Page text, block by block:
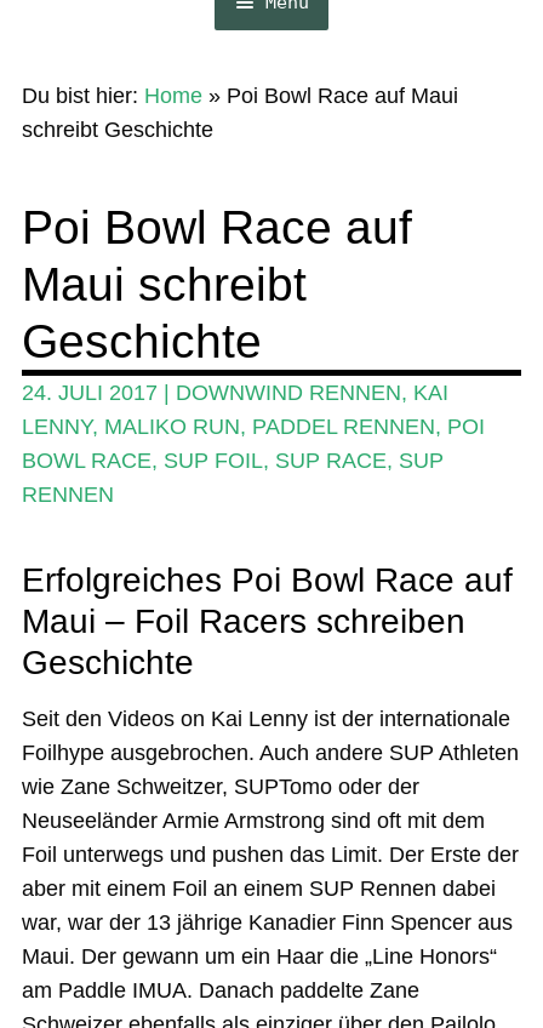
SUP-Events
Ratgeber
Stand Up Magazin TV
SPOT FINDER
Mein Konto
Du bist hier: Home» Poi Bowl Race auf Maui
schreibt Geschichte
Poi Bowl Race auf
Maui schreibt
Geschichte
24. JULI 2017 | DOWNWIND RENNEN, KAI
LENNY, MALIKO RUN, PADDEL RENNEN, POI
BOWL RACE, SUP FOIL, SUP RACE, SUP
RENNEN
Erfolgreiches Poi Bowl Race auf
Maui – Foil Racers schreiben
Geschichte
Seit den Videos on Kai Lenny ist der internationale
Foilhype ausgebrochen. Auch andere SUP Athleten
wie Zane Schweitzer, SUPTomo oder der
Neuseeländer Armie Armstrong sind oft mit dem
Foil unterwegs und pushen das Limit. Der Erste der
aber mit einem Foil an einem SUP Rennen dabei
war, war der 13 jährige Kanadier Finn Spencer aus
Maui. Der gewann um ein Haar die „Line Honors“
am Paddle IMUA. Danach paddelte Zane